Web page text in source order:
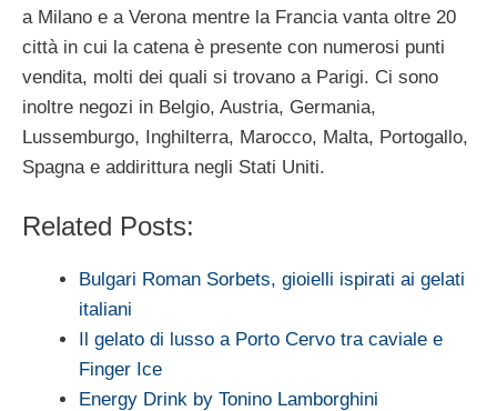
a Milano e a Verona mentre la Francia vanta oltre 20
città in cui la catena è presente con numerosi punti
vendita, molti dei quali si trovano a Parigi. Ci sono
inoltre negozi in Belgio, Austria, Germania,
Lussemburgo, Inghilterra, Marocco, Malta, Portogallo,
Spagna e addirittura negli Stati Uniti.
Related Posts:
Bulgari Roman Sorbets, gioielli ispirati ai gelati
italiani
Il gelato di lusso a Porto Cervo tra caviale e
Finger Ice
Energy Drink by Tonino Lamborghini